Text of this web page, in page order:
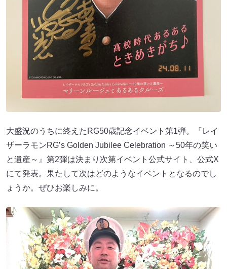
大盛況のうちに終えたRG50歳記念イベント第1弾。『レイ
ザーラモンRG’s Golden Jubilee Celebration ～50年の笑い
と遺産～』第2弾は決まり次第イベント公式サイト、公式X
にて発表。果たして次はどのようなイベントとなるのでし
ょうか。ぜひお楽しみに。